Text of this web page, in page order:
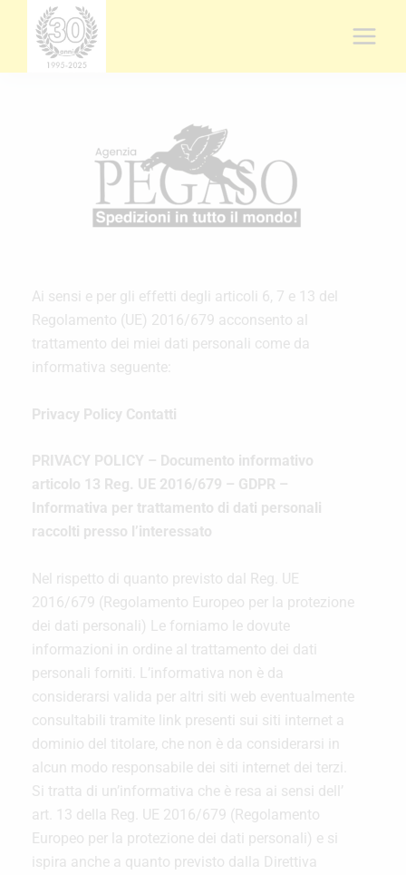
contenuto
Ai sensi e per gli effetti degli articoli 6, 7 e 13 del
Regolamento (UE) 2016/679 acconsento al
trattamento dei miei dati personali come da
informativa seguente:
Privacy Policy Contatti
PRIVACY POLICY – Documento informativo
articolo 13 Reg. UE 2016/679 – GDPR –
Informativa per trattamento di dati personali
raccolti presso l’interessato
Nel rispetto di quanto previsto dal Reg. UE
2016/679 (Regolamento Europeo per la protezione
dei dati personali) Le forniamo le dovute
informazioni in ordine al trattamento dei dati
personali forniti. L’informativa non è da
considerarsi valida per altri siti web eventualmente
consultabili tramite link presenti sui siti internet a
dominio del titolare, che non è da considerarsi in
alcun modo responsabile dei siti internet dei terzi.
Si tratta di un’informativa che è resa ai sensi dell’
art. 13 della Reg. UE 2016/679 (Regolamento
Europeo per la protezione dei dati personali) e si
ispira anche a quanto previsto dalla Direttiva